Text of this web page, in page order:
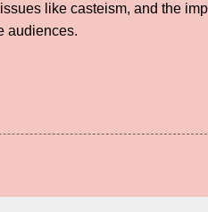
like casteism, and the
audiences.